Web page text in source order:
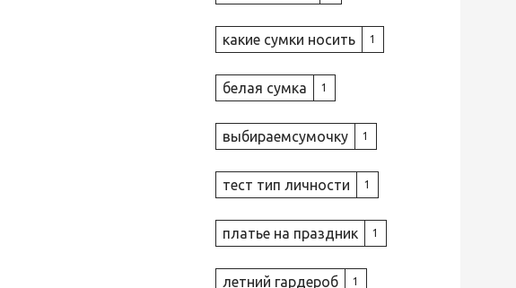
какие сумки носить 1
белая сумка 1
выбираемсумочку 1
тест тип личности 1
платье на праздник 1
летний гардероб 1